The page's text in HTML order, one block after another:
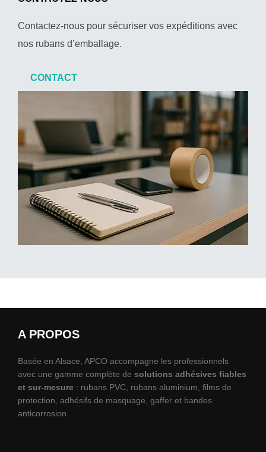
Contactez-nous pour sécuriser vos expéditions avec
nos rubans d’emballage.
CONTACT
A PROPOS
Basée en Alsace, APCO accompagne les professionnels
avec une gamme complète de solutions adhésives fiables
et sur-mesure : rubans PVC, rubans aluminium, films de
protection, adhésifs de masquage, gaffer et bandes
anticorrosion.